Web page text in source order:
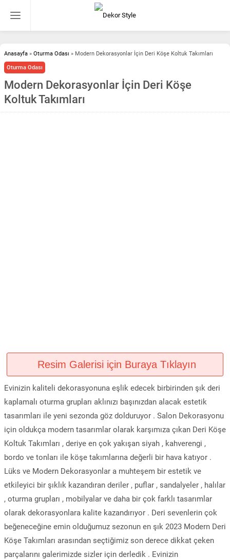
Anasayfa » Oturma Odası » Modern Dekorasyonlar İçin Deri Köşe Koltuk Takımları
Oturma Odası
Modern Dekorasyonlar İçin Deri Köşe
Koltuk Takımları
Resim Galerisi için Buraya Tıklayın
Evinizin kaliteli dekorasyonuna eşlik edecek birbirinden şık deri
kaplamalı oturma grupları aklınızı başınızdan alacak estetik
tasarımları ile yeni sezonda göz dolduruyor . Salon Dekorasyonu
için oldukça modern tasarımlar olarak karşımıza çıkan Deri Köşe
Koltuk Takımları , deriye en çok yakışan siyah , kahverengi ,
bordo ve tonları ile köşe takımlarına değerli bir hava katıyor .
Lüks ve Modern Dekorasyonlar a muhteşem bir estetik ve
etkileyici bir şıklık kazandıran deriler , puflar , sandalyeler , halılar
, oturma grupları , mobilyalar ve daha bir çok farklı tasarımlar
olarak dekorasyonlara kalite kazandırıyor . Deri sevenlerin çok
beğeneceğine emin olduğumuz sezonun en şık 2023 Modern Deri
Köşe Takımları arasından seçtiğimiz son derece dikkat çeken
parçalarını galerimizde sizler için derledik . Evinizin